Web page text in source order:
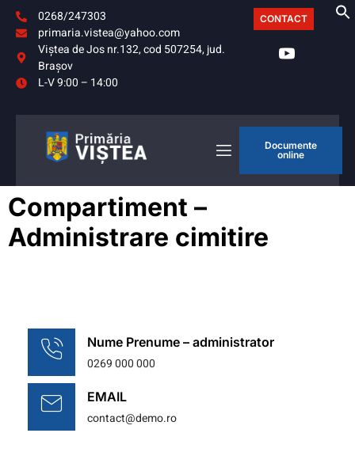
0268/247303
primaria.vistea@yahoo.com
Viştea de Jos nr.132, cod 507254, jud.
Braşov
L-V 9:00 – 14:00
CONTACT
Documente
online
Compartiment –
Administrare cimitire
Nume Prenume – administrator
0269 000 000
EMAIL
contact@demo.ro